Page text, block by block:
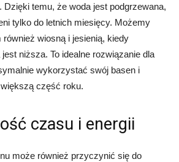
Dzięki temu, że woda jest podgrzewana,
tylko do letnich miesięcy. Możemy
również wiosną i jesienią, kiedy
niższa. To idealne rozwiązanie dla
wykorzystać swój basen i
część roku.
czasu i energii
może również przyczynić się do